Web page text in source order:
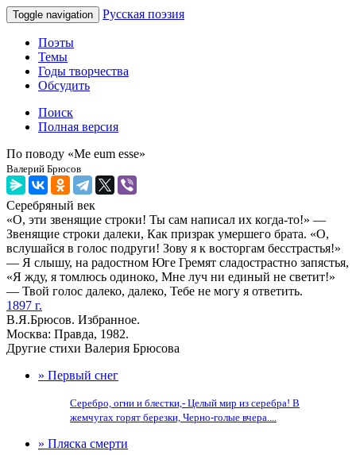
Toggle navigation Русская поэзия
Поэты
Темы
Годы творчества
Обсудить
Поиск
Полная версия
По поводу «Me eum esse»
Валерий Брюсов
Серебряный век
«О, эти звенящие строки! Ты сам написал их когда-то!» —
Звенящие строки далеки, Как призрак умершего брата. «О,
вслушайся в голос подруги! Зову я к восторгам бесстрастья!»
— Я слышу, на радостном Юге Гремят сладострастно запястья,
«Я жду, я томлюсь одиноко, Мне луч ни единый не светит!»
— Твой голос далеко, далеко, Тебе не могу я ответить.
1897 г.
В.Я.Брюсов. Избранное.
Москва: Правда, 1982.
Другие стихи Валерия Брюсова
» Первый снег
Серебро, огни и блестки,- Целый мир из серебра! В
жемчугах горят березки, Черно-голые вчера....
» Пляска смерти